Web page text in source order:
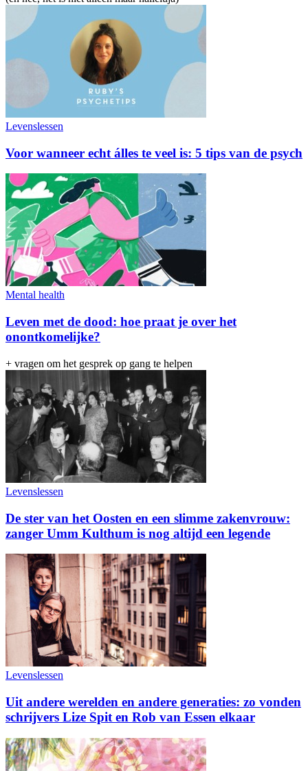
Levenslessen
Voor wanneer echt álles te veel is: 5 tips van de psych
Mental health
Leven met de dood: hoe praat je over het
onontkomelijke?
+ vragen om het gesprek op gang te helpen
Levenslessen
De ster van het Oosten en een slimme zakenvrouw:
zanger Umm Kulthum is nog altijd een legende
Levenslessen
Uit andere werelden en andere generaties: zo vonden
schrijvers Lize Spit en Rob van Essen elkaar